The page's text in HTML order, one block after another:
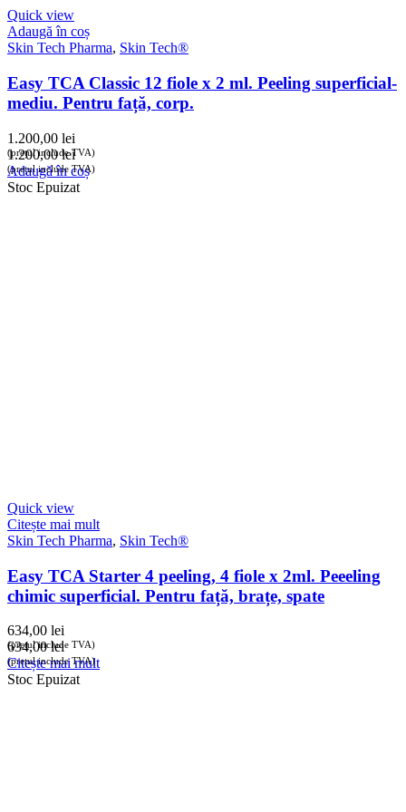
Quick view
Adaugă în coș
Skin Tech Pharma, Skin Tech®
Easy TCA Classic 12 fiole x 2 ml. Peeling superficial-
mediu. Pentru față, corp.
1.200,00 lei
(prețul include TVA)
1.200,00lei
(prețul include TVA)
Adaugă în coș
Stoc Epuizat
Quick view
Citește mai mult
Skin Tech Pharma, Skin Tech®
Easy TCA Starter 4 peeling, 4 fiole x 2ml. Peeeling
chimic superficial. Pentru față, brațe, spate
634,00 lei
(prețul include TVA)
634,00lei
(prețul include TVA)
Citește mai mult
Stoc Epuizat